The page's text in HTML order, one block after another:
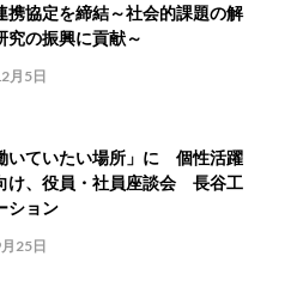
携協定を締結～社会的課題の解
究の振興に貢献～
月5日
いていたい場所」に 個性活躍
け、役員・社員座談会 長谷工
ション
25日